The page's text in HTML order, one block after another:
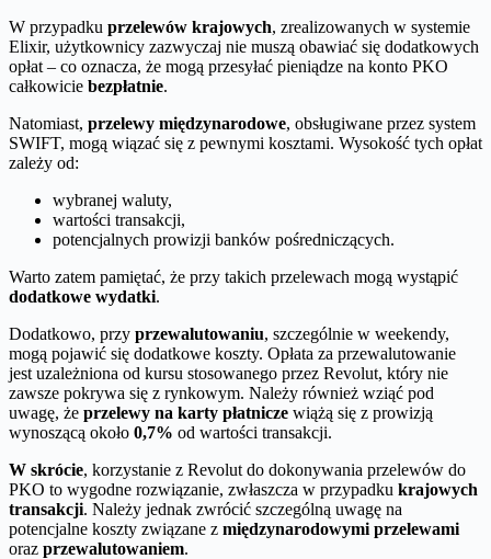
W przypadku przelewów krajowych, zrealizowanych w systemie
Elixir, użytkownicy zazwyczaj nie muszą obawiać się dodatkowych
opłat – co oznacza, że mogą przesyłać pieniądze na konto PKO
całkowicie bezpłatnie.
Natomiast, przelewy międzynarodowe, obsługiwane przez system
SWIFT, mogą wiązać się z pewnymi kosztami. Wysokość tych opłat
zależy od:
wybranej waluty,
wartości transakcji,
potencjalnych prowizji banków pośredniczących.
Warto zatem pamiętać, że przy takich przelewach mogą wystąpić
dodatkowe wydatki.
Dodatkowo, przy przewalutowaniu, szczególnie w weekendy,
mogą pojawić się dodatkowe koszty. Opłata za przewalutowanie
jest uzależniona od kursu stosowanego przez Revolut, który nie
zawsze pokrywa się z rynkowym. Należy również wziąć pod
uwagę, że przelewy na karty płatnicze wiążą się z prowizją
wynoszącą około 0,7% od wartości transakcji.
W skrócie, korzystanie z Revolut do dokonywania przelewów do
PKO to wygodne rozwiązanie, zwłaszcza w przypadku krajowych
transakcji. Należy jednak zwrócić szczególną uwagę na
potencjalne koszty związane z międzynarodowymi przelewami
oraz przewalutowaniem.